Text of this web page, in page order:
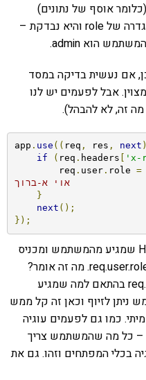
אוסף של נתונים)
שנקרא user. מה יש שם? יש שם הגדרה של role והיא נבדקת –
אם נעשית בדיקה במסד
אבל לפעמים יש לנו
מה זה, לא להבהל).
app . use (( req , res , next )
if
( req . headers 'x-
        req
. user. role =
אוי א-ברוך
}
next ();
});
הקוד הזה בודק מה שנקרא Headers שמגיע מהמשתמש ומכניס
את ה-Header ששמו הוא x-role ל req.user.role. מה זה אומר?
שהשרת מאכלס את הנתון req.user.role בהתאם למה שמגיע
לזיוף וכאן זה קל ממש
כמו גם לפעמים עוגיה
שיש בה isAdmin שהוא true\false – כל מה שהמשתמש צריך
בכלי המפתחים וזהו. גם את